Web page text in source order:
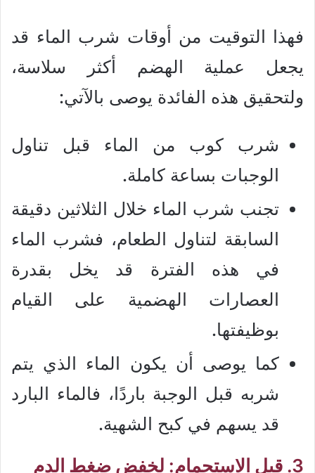
فهذا التوقيت من أوقات شرب الماء قد
يجعل عملية الهضم أكثر سلاسة،
ولتحقيق هذه الفائدة يوصى بالآتي:
شرب كوب من الماء قبل تناول
الوجبات بساعة كاملة.
تجنب شرب الماء خلال الثلاثين دقيقة
السابقة لتناول الطعام، فشرب الماء
في هذه الفترة قد يخل بقدرة
العصارات الهضمية على القيام
بوظيفتها.
كما يوصى أن يكون الماء الذي يتم
شربه قبل الوجبة باردًا، فالماء البارد
قد يسهم في كبح الشهية.
3. قبل الاستحمام: لخفض ضغط الدم